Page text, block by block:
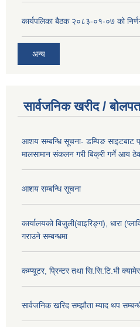
कार्यपलिका बैठक २०८३-०१-०७ को
अन्य
सार्वजनिक खरीद /
आशय सम्बन्धि सूचना- डम्पिङ साइटबाट
मालसामान संकलन गरी बिक्री गर्ने आय
आशय सम्बन्धि सूचना
कार्यालयको बिजुली(वाइरिङ्ग), धारा
गराउने सम्बन्धमा
कम्प्यूटर, प्रिन्टर तथा सि.सि.टि.भी
सार्वजनिक खरिद सम्झौता म्याद थप